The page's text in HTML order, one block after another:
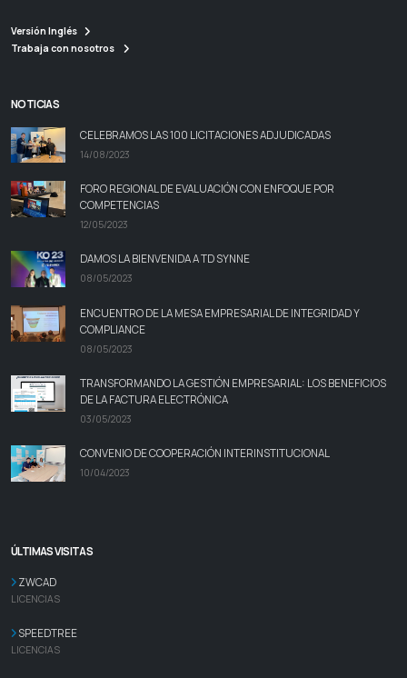
Versión Inglés
Trabaja con nosotros
NOTICIAS
CELEBRAMOS LAS 100 LICITACIONES ADJUDICADAS
14/08/2023
FORO REGIONAL DE EVALUACIÓN CON ENFOQUE POR
COMPETENCIAS
12/05/2023
DAMOS LA BIENVENIDA A TD SYNNE
08/05/2023
ENCUENTRO DE LA MESA EMPRESARIAL DE INTEGRIDAD Y
COMPLIANCE
08/05/2023
TRANSFORMANDO LA GESTIÓN EMPRESARIAL: LOS BENEFICIOS
DE LA FACTURA ELECTRÓNICA
03/05/2023
CONVENIO DE COOPERACIÓN INTERINSTITUCIONAL
10/04/2023
ÚLTIMAS VISITAS
ZWCAD
LICENCIAS
SPEEDTREE
LICENCIAS